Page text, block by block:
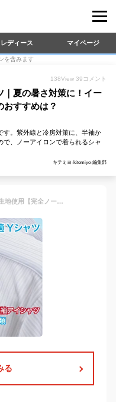
レディース マイページ
を含みます
138View 39 コメント
｜夏の暑さ対策に！イー
おすすめは？
す。紫外線と冷房対策に、半袖か
で、ノーアイロンで着られるシャ
キテミヨ-kitemiyo-編集部
長袖ワイシャツ アイシャツ 日本製生地使用【完全ノーアイロン】【専門店品質】【夏生地で快適】形態安定 カッターシャツ ベンチレーション機能 Yシャツ クールビズ 15種 ストレッチ 標準体 ノーアイロン 白 ブルー ノンアイロン はるやま 送料無料
る